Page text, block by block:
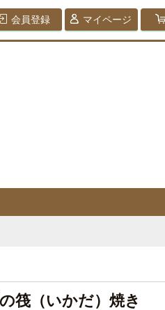
会員登録 マイページ
筏（いかだ）焼き